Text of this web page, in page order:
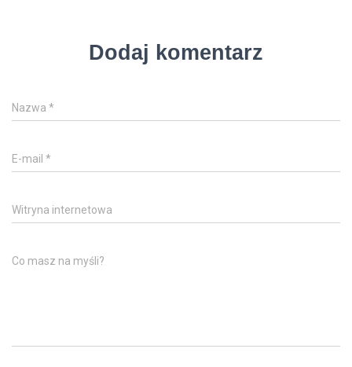
Dodaj komentarz
Nazwa *
E-mail *
Witryna internetowa
Co masz na myśli?